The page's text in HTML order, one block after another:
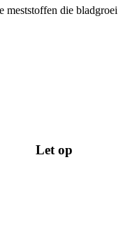
die bladgroei
Let op